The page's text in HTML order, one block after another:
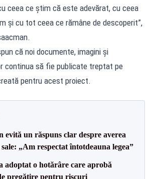
ceea ce știm că este adevărat, cu ceea
și cu tot ceea ce rămâne de descoperit”,
că noi documente, imagini și
continua să fie publicate treptat pe
pentru acest proiect.
evită un răspuns clar despre averea
„Am respectat întotdeauna legea”
adoptat o hotărâre care aprobă
pregătire pentru riscuri